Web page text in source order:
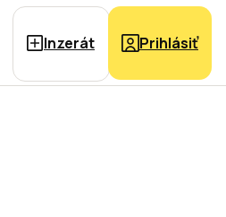
Inzerát Prihlásiť